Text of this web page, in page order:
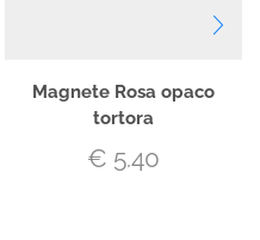
Magnete Rosa opaco
tortora
€ 5.40